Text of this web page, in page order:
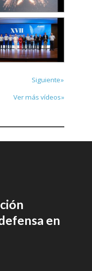
Siguiente»
Ver más vídeos»
en